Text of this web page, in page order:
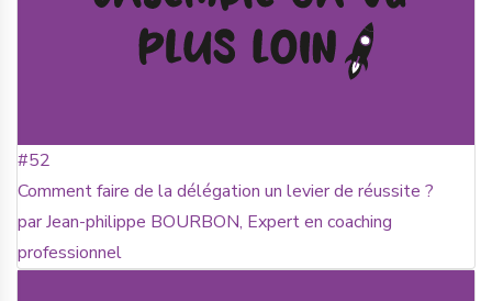
#52
Comment faire de la délégation un levier de réussite ?
par Jean-philippe BOURBON, Expert en coaching
professionnel